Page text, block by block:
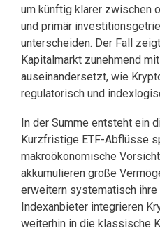
um künftig klarer zwischen
und primär
unterscheiden. Der Fall
Kapitalmarkt zunehmend
auseinandersetzt, wie
regulatorisch und
In der Summe entsteht ein
Kurzfristige ETF-Abflüsse
makroökonomische
akkumulieren große
erweitern systematisch
Indexanbieter integrieren
weiterhin in die klassische